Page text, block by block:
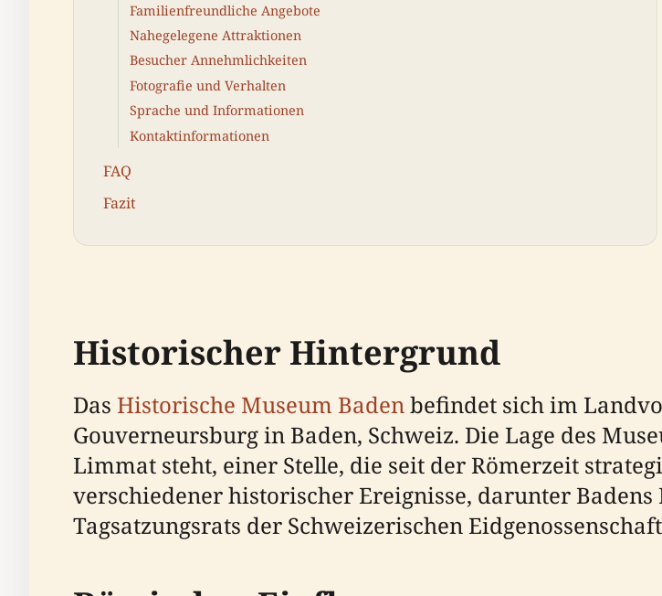
Familienfreundliche Angebote
Nahegelegene Attraktionen
Besucher Annehmlichkeiten
Fotografie und Verhalten
Sprache und Informationen
Kontaktinformationen
FAQ
Fazit
Historischer Hintergrund
Das Historische Museum Badenbefindet sich im
Gouverneursburg in Baden, Schweiz. Die Lage des
Limmat steht, einer Stelle, die seit der Römerzeit
verschiedener historischer Ereignisse, darunter
Tagsatzungsrats der Schweizerischen